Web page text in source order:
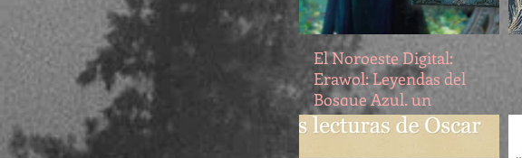
El Noroeste Digital:
Erawol: Leyendas del
Bosque Azul, un
bosque azul lleno de
leyendas